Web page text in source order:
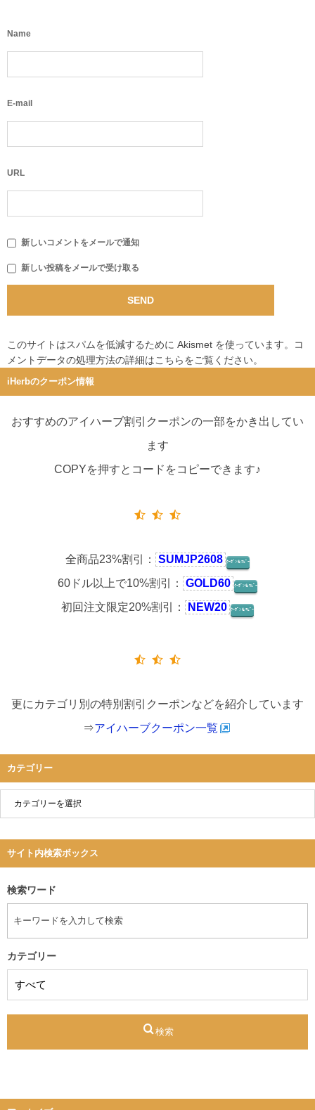
Name
E-mail
URL
新しいコメントをメールで通知
新しい投稿をメールで受け取る
このサイトはスパムを低減するために Akismet を使っています。
コ
メントデータの処理方法の詳細はこちらをご覧ください。
iHerbのクーポン情報
おすすめのアイハーブ割引クーポンの一部をかき出してい
ます
COPYを押すとコードをコピーできます♪
全商品23%割引： SUMJP2608 ｸｰﾎﾟﾝをｺﾋﾟｰ
60ドル以上で10%割引： GOLD60 ｸｰﾎﾟﾝをｺﾋﾟｰ
初回注文限定20%割引： NEW20 ｸｰﾎﾟﾝをｺﾋﾟｰ
更にカテゴリ別の特別割引クーポンなどを紹介しています
⇒アイハーブクーポン一覧
カテゴリー
サイト内検索ボックス
検索ワード
カテゴリー
検索